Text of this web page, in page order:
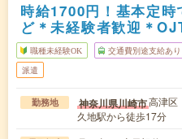
時給1700円！基本定
ど＊未経験者歓迎＊
職種未経験OK 交通費別途支給あり
派遣
勤務地 神奈川県川崎市高津区
久地駅から徒歩17分